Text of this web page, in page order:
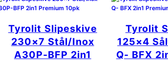
Tyrolit Slipeskive
230×7 Stål/Inox
A30P-BFP 2in1
Tyrolit
125×4
Q- BFX